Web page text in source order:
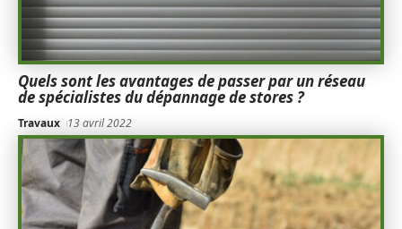
Quels sont les avantages de passer par un réseau
de spécialistes du dépannage de stores ?
Travaux 13 avril 2022